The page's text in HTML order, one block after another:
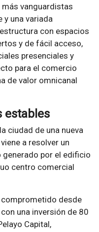
vanguardistas
y una variada
con espacios
y de fácil acceso,
presenciales y
para el comercio
de valor omnicanal
estables
ciudad de una nueva
a resolver un
por el edificio
centro comercial
desde
una inversión de 80
Capital,